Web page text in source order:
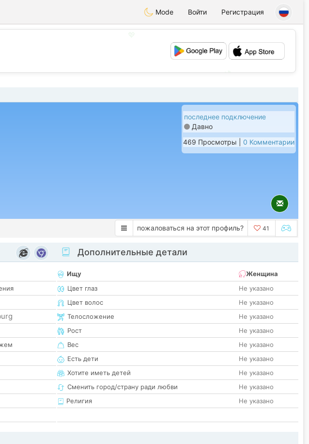
Mode Войти Регистрация
💕
последнее подключение
Давно
469 Просмотры | 0 Комментарии
пожаловаться на этот профиль? 41
Дополнительные детали
Ищу
Женщина
Цвет глаз
Не указано
Цвет волос
Не указано
Телосложение
Не указано
Рост
Не указано
Вес
Не указано
Есть дети
Не указано
Хотите иметь детей
Не указано
Сменить город/страну ради любви
Не указано
Религия
Не указано